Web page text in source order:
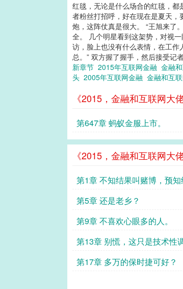
红毯，无论是什么场合的红毯，
者粉丝打招呼，好在现在是夏天
炮，这阵仗真是很大。 “王旭来了
全。 几个明星看到这架势，对视
访，脸上也没有什么表情，在工作
总。” 双方握了握手，然后接受记
新章节 2015年互联网金融 金融
头 2005年互联网金融 金融和互
《2015，金融和互联网大
第647章 蚂蚁金服上市。
《2015，金融和互联网大
第1章 不知结果叫赌博，预知
叫投资。
第5章 还是老乡？
第9章 不喜欢心眼多的人。
第13章 别慌，这只是技术性调
第17章 多万的保时捷可好？